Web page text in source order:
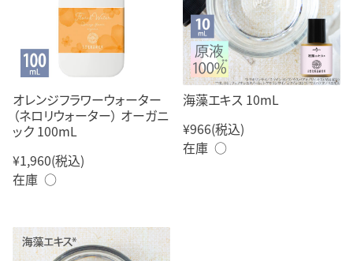
オレンジフラワーウォーター
（ネロリウォーター） オーガニ
ック 100mL
¥1,960(税込)
在庫 ○
海藻エキス 10mL
¥966(税込)
在庫 ○